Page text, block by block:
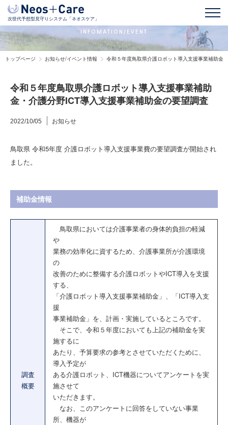
次世代予想型見守りシステム「ネオスケア」お知らせ/イベント情報
INFOMATION/EVENT
トップページ お知らせ/イベント情報 令和５年度鳥取県介護ロボット導入支援事業補助金
令和５年度鳥取県介護ロボット導入支援事業補助
金・介護分野ICT導入支援事業補助金の要望調査
2022/10/05 お知らせ
鳥取県 令和5年度 介護ロボット導入支援事業費の要望調査が開始され
ました。
補助金情報
調査
概要
鳥取県においては介護事業者の身体的負担の軽減
や
業務の効率化に資するため、介護事業所が介護環境
の
改善のために整備する介護ロボットやICT導入を支援
する、
「介護ロボット導入支援事業補助金」、「ICT導入支
援
事業補助金」を、計画・実施しているところです。
そこで、令和５年度においても上記の補助金を実
施するに
あたり、予算要求の参考とさせていただくために、
導入予定が
ある介護ロボット、ICT機器についてアンケートを実
施させて
いただきます。
なお、このアンケートに回答をしていない事業
所、機器が